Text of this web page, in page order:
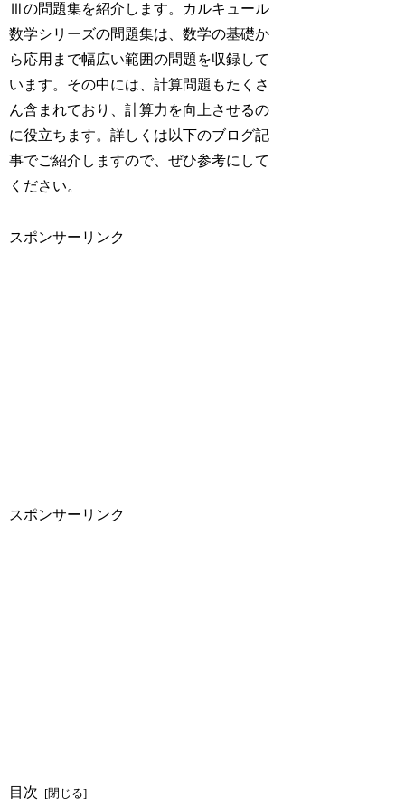
Ⅲの問題集を紹介します。カルキュール
数学シリーズの問題集は、数学の基礎か
ら応用まで幅広い範囲の問題を収録して
います。その中には、計算問題もたくさ
ん含まれており、計算力を向上させるの
に役立ちます。詳しくは以下のブログ記
事でご紹介しますので、ぜひ参考にして
ください。
スポンサーリンク
スポンサーリンク
目次